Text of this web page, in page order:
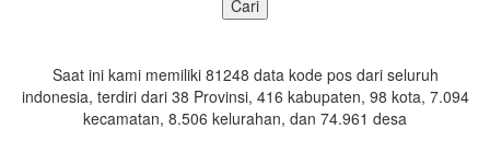
Saat ini kami memiliki 81248 data kode pos dari seluruh
indonesia, terdiri dari 38 Provinsi, 416 kabupaten, 98 kota, 7.094
kecamatan, 8.506 kelurahan, dan 74.961 desa